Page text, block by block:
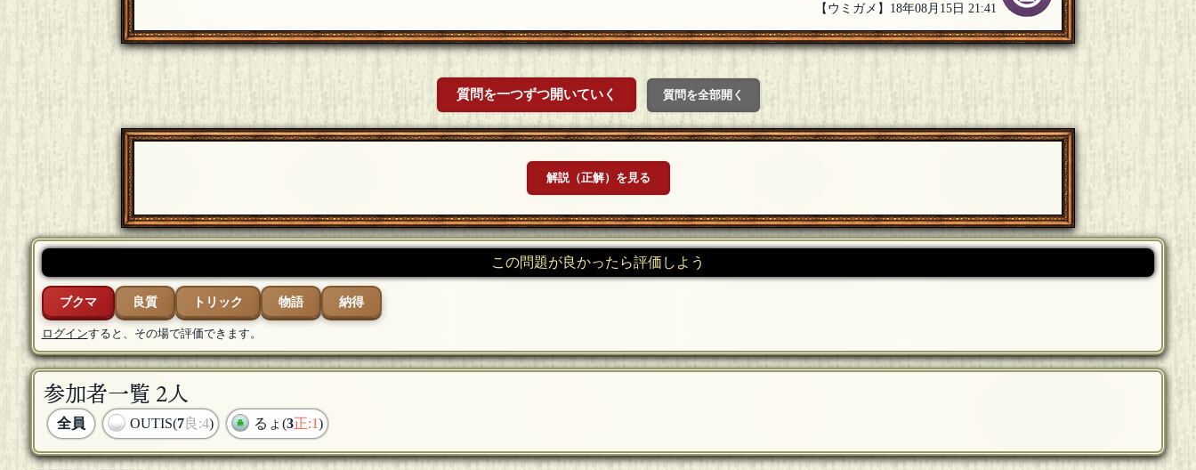
【ウミガメ】18年08月15日 21:41
質問を一つずつ開いていく 質問を全部開く
解説（正解）を見る
この問題が良かったら評価しよう
ブクマ 良質 トリック 物語 納得
ログインすると、その場で評価できます。
参加者一覧 2人
全員 OUTIS(7良:4) るょ(3正:1)